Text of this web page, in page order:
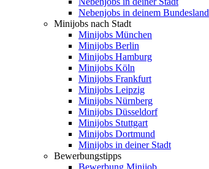
Nebenjobs in deinem Bundesland
Minijobs nach Stadt
Minijobs München
Minijobs Berlin
Minijobs Hamburg
Minijobs Köln
Minijobs Frankfurt
Minijobs Leipzig
Minijobs Nürnberg
Minijobs Düsseldorf
Minijobs Stuttgart
Minijobs Dortmund
Minijobs in deiner Stadt
Bewerbungstipps
Bewerbung Minijob